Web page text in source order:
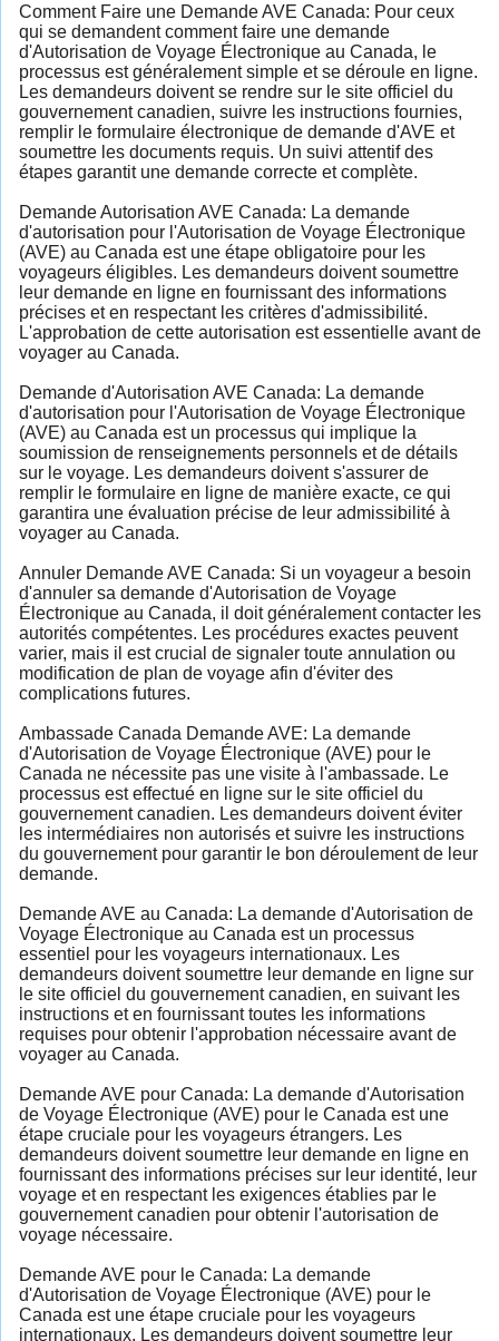
Comment Faire une Demande AVE Canada: Pour ceux
qui se demandent comment faire une demande
d'Autorisation de Voyage Électronique au Canada, le
processus est généralement simple et se déroule en ligne.
Les demandeurs doivent se rendre sur le site officiel du
gouvernement canadien, suivre les instructions fournies,
remplir le formulaire électronique de demande d'AVE et
soumettre les documents requis. Un suivi attentif des
étapes garantit une demande correcte et complète.
Demande Autorisation AVE Canada: La demande
d'autorisation pour l'Autorisation de Voyage Électronique
(AVE) au Canada est une étape obligatoire pour les
voyageurs éligibles. Les demandeurs doivent soumettre
leur demande en ligne en fournissant des informations
précises et en respectant les critères d'admissibilité.
L'approbation de cette autorisation est essentielle avant de
voyager au Canada.
Demande d'Autorisation AVE Canada: La demande
d'autorisation pour l'Autorisation de Voyage Électronique
(AVE) au Canada est un processus qui implique la
soumission de renseignements personnels et de détails
sur le voyage. Les demandeurs doivent s'assurer de
remplir le formulaire en ligne de manière exacte, ce qui
garantira une évaluation précise de leur admissibilité à
voyager au Canada.
Annuler Demande AVE Canada: Si un voyageur a besoin
d'annuler sa demande d'Autorisation de Voyage
Électronique au Canada, il doit généralement contacter les
autorités compétentes. Les procédures exactes peuvent
varier, mais il est crucial de signaler toute annulation ou
modification de plan de voyage afin d'éviter des
complications futures.
Ambassade Canada Demande AVE: La demande
d'Autorisation de Voyage Électronique (AVE) pour le
Canada ne nécessite pas une visite à l'ambassade. Le
processus est effectué en ligne sur le site officiel du
gouvernement canadien. Les demandeurs doivent éviter
les intermédiaires non autorisés et suivre les instructions
du gouvernement pour garantir le bon déroulement de leur
demande.
Demande AVE au Canada: La demande d'Autorisation de
Voyage Électronique au Canada est un processus
essentiel pour les voyageurs internationaux. Les
demandeurs doivent soumettre leur demande en ligne sur
le site officiel du gouvernement canadien, en suivant les
instructions et en fournissant toutes les informations
requises pour obtenir l'approbation nécessaire avant de
voyager au Canada.
Demande AVE pour Canada: La demande d'Autorisation
de Voyage Électronique (AVE) pour le Canada est une
étape cruciale pour les voyageurs étrangers. Les
demandeurs doivent soumettre leur demande en ligne en
fournissant des informations précises sur leur identité, leur
voyage et en respectant les exigences établies par le
gouvernement canadien pour obtenir l'autorisation de
voyage nécessaire.
Demande AVE pour le Canada: La demande
d'Autorisation de Voyage Électronique (AVE) pour le
Canada est une étape cruciale pour les voyageurs
internationaux. Les demandeurs doivent soumettre leur